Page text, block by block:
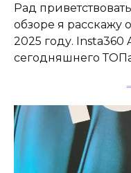
Рад
обзоре я расскажу
2025 году. Insta360
сегодняшнего